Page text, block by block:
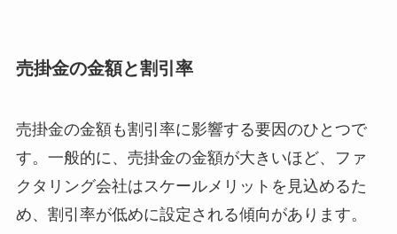
売掛金の金額と割引率
売掛金の金額も割引率に影響する要因のひとつで
す。一般的に、売掛金の金額が大きいほど、ファ
クタリング会社はスケールメリットを見込めるた
め、割引率が低めに設定される傾向があります。